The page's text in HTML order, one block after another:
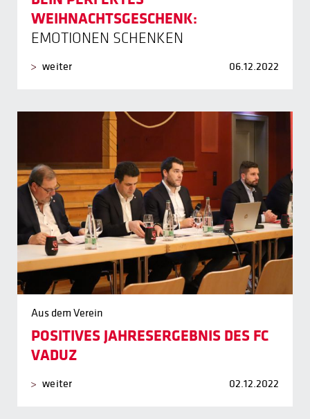
WEIHNACHTSGESCHENK:
EMOTIONEN SCHENKEN
weiter 06.12.2022
Aus dem Verein
POSITIVES JAHRESERGEBNIS DES FC
VADUZ
weiter 02.12.2022